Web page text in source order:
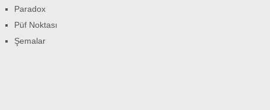
Paradox
Püf Noktası
Şemalar